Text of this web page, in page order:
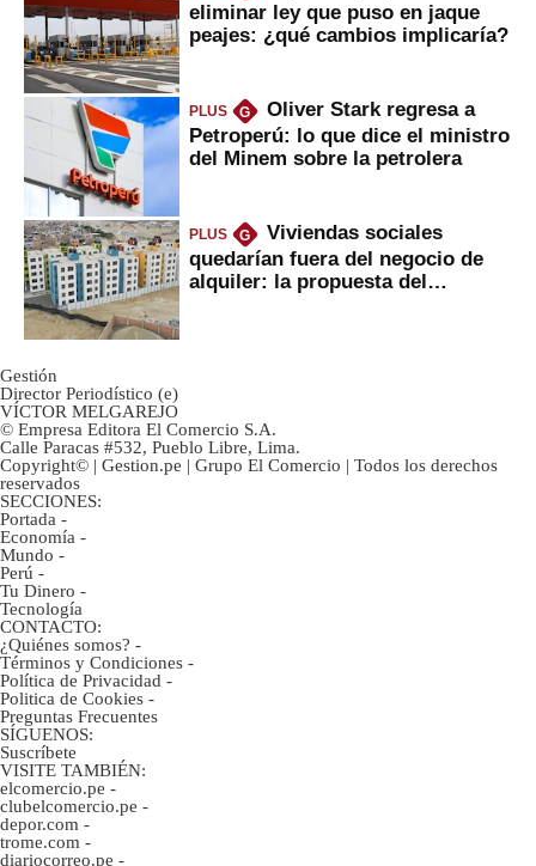
eliminar ley que puso en jaque
peajes: ¿qué cambios implicaría?
PLUS G
Oliver Stark regresa a
Petroperú: lo que dice el ministro
del Minem sobre la petrolera
PLUS G
Viviendas sociales
quedarían fuera del negocio de
alquiler: la propuesta del
Gestión
Director Periodístico (e)
VÍCTOR MELGAREJO
© Empresa Editora El Comercio S.A.
Calle Paracas #532, Pueblo Libre, Lima.
Copyright© | Gestion.pe | Grupo El Comercio | Todos los derechos
reservados
SECCIONES:
Portada -
Economía -
Mundo -
Perú -
Tu Dinero -
Tecnología
CONTACTO:
¿Quiénes somos? -
Términos y Condiciones -
Política de Privacidad -
Politica de Cookies -
Preguntas Frecuentes
SÍGUENOS:
Suscríbete
VISITE TAMBIÉN:
elcomercio.pe -
clubelcomercio.pe -
depor.com -
trome.com -
diariocorreo.pe -